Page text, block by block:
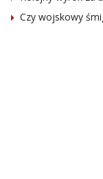
Czy wojskowy